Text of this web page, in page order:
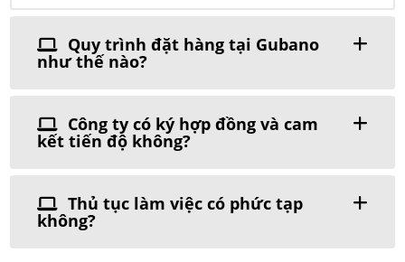
Quy trình đặt hàng tại Gubano
như thế nào?
Công ty có ký hợp đồng và cam
kết tiến độ không?
Thủ tục làm việc có phức tạp
không?